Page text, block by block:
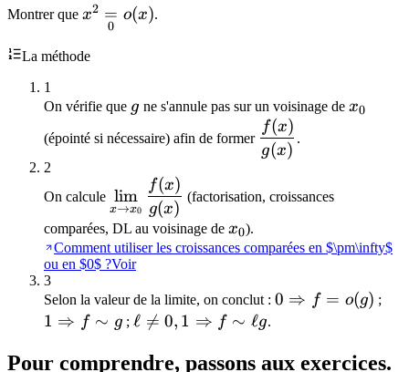
Montrer que x^2
\underset{0}
{=} o(x)
x2
0
= o(x).
La méthode
1
On vérifie que g
g ne s'annule pas sur un voisinage de x_0
x0
(épointé si nécessaire) afin de former
\dfrac{f(x)}
{g(x)}
g(x)
f(x)
.
2
On calcule
\displaystyle
\lim_{x\to
x_0}
\dfrac{f(x)}
{g(x)}
x→x0
lim
g(x)
f(x)
(factorisation, croissances
comparées, DL au voisinage de x_0
x0).
Comment utiliser les croissances comparées en $\pm\infty$
ou en $0$ ?Voir
3
Selon la valeur de la limite, on conclut : 0
0 ⇒ f = o(g) ;
1 ⇒ f ∼ g ;\ell \neq 0,
\Rightarrow
ℓ 
= 0, 1 ⇒ f ∼ ℓg.
Pour comprendre, passons aux exercices.